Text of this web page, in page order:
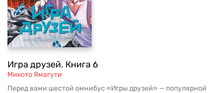
Игра друзей. Книга 6
Микото Ямагути
Перед вами шестой омнибус «Игры друзей» — популярной